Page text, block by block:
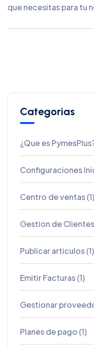
que necesitas para tu
Categorias
¿Que es
Configuraciones
Centro de ventas (1)
Gestion de Clientes
Publicar articulos (1)
Emitir Facturas (1)
Gestionar
Planes de pago (1)